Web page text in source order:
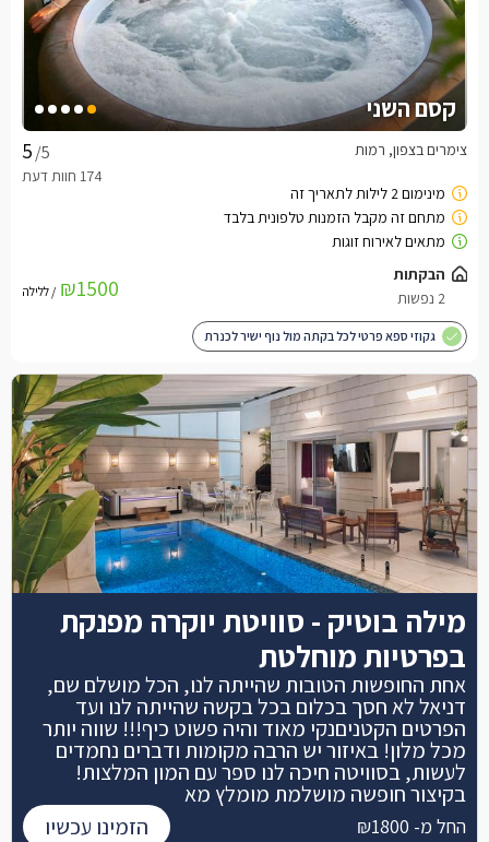
קסם השני
/5 צימרים בצפון, רמות
הבקתות
2 נפשות
₪1500 / ללילה
גקוזי ספא פרטי לכל בקתה מול נוף ישיר לכנרת
מילה בוטיק - סוויטת יוקרה מפנקת
בפרטיות מוחלטת
אחת החופשות הטובות שהייתה לנו, הכל מושלם שם,
דניאל לא חסך בכלום בכל בקשה שהייתה לנו ועד
הפרטים הקטניםנקי מאוד והיה פשוט כיף!!! שווה יותר
מכל מלון! באיזור יש הרבה מקומות ודברים נחמדים
לעשות, בסוויטה חיכה לנו ספר עם המון המלצות!
בקיצור חופשה מושלמת מומלץ מא
החל מ- ₪1800 הזמינו עכשיו